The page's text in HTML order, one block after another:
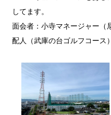
してます。
面会者：小寺マネージャー（
配人（武庫の台ゴルフコース）